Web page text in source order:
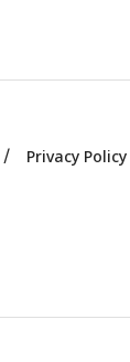
Privacy Policy